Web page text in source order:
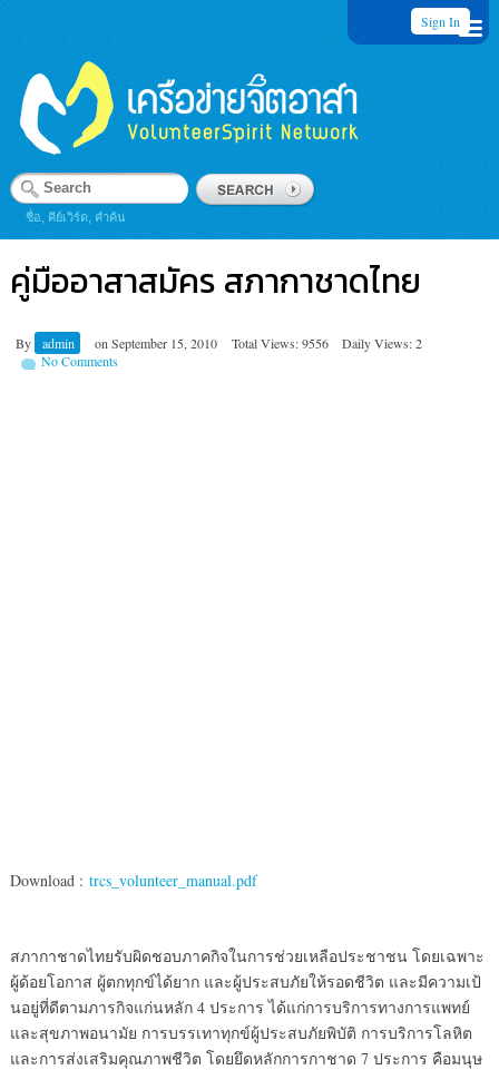
Sign In
ชื่อ, คีย์เวิร์ด, คำค้น
คู่มืออาสาสมัคร สภากาชาดไทย
By admin on September 15, 2010 Total Views: 9556
Daily Views: 2
No Comments
Download : trcs_volunteer_manual.pdf
สภากาชาดไทยรับผิดชอบภาคกิจในการช่วยเหลือประชาชน โดยเฉพาะ
ผู้ด้อยโอกาส ผู้ตกทุกข์ได้ยาก และผู้ประสบภัยให้รอดชีวิต และมีความเป้
นอยู่ที่ดีตามภารกิจแก่นหลัก 4 ประการ ได้แก่การบริการทางการแพทย์
และสุขภาพอนามัย การบรรเทาทุกข์ผู้ประสบภัยพิบัติ การบริการโลหิต
และการส่งเสริมคุณภาพชีวิต โดยยึดหลักการกาชาด 7 ประการ คือมนุษ